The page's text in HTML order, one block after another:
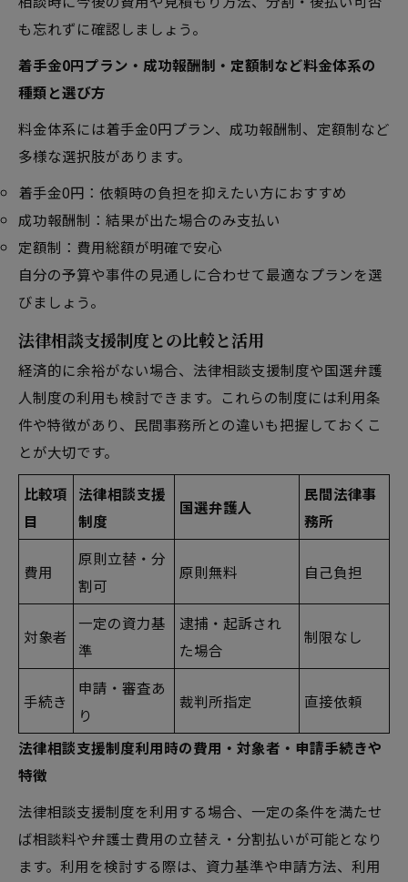
も忘れずに確認しましょう。
着手金0円プラン・成功報酬制・定額制など料金体系の
種類と選び方
料金体系には着手金0円プラン、成功報酬制、定額制など
多様な選択肢があります。
着手金0円：依頼時の負担を抑えたい方におすすめ
成功報酬制：結果が出た場合のみ支払い
定額制：費用総額が明確で安心
自分の予算や事件の見通しに合わせて最適なプランを選
びましょう。
法律相談支援制度との比較と活用
経済的に余裕がない場合、法律相談支援制度や国選弁護
人制度の利用も検討できます。これらの制度には利用条
件や特徴があり、民間事務所との違いも把握しておくこ
とが大切です。
比較項
目
法律相談支援
制度
国選弁護人
民間法律事
務所
費用
原則立替・分
割可
原則無料 自己負担
対象者
一定の資力基
準
逮捕・起訴され
た場合
制限なし
手続き
申請・審査あ
り
裁判所指定 直接依頼
法律相談支援制度利用時の費用・対象者・申請手続きや
特徴
法律相談支援制度を利用する場合、一定の条件を満たせ
ば相談料や弁護士費用の立替え・分割払いが可能となり
ます。利用を検討する際は、資力基準や申請方法、利用